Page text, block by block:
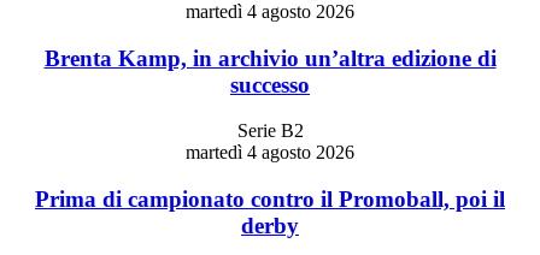
martedì 4 agosto 2026
Brenta Kamp, in archivio un’altra edizione di
successo
Serie B2
martedì 4 agosto 2026
Prima di campionato contro il Promoball, poi il
derby